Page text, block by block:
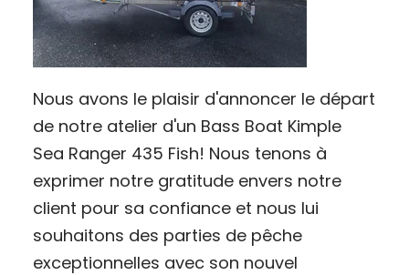
Nous avons le plaisir d'annoncer le départ
de notre atelier d'un Bass Boat Kimple
Sea Ranger 435 Fish! Nous tenons à
exprimer notre gratitude envers notre
client pour sa confiance et nous lui
souhaitons des parties de pêche
exceptionnelles avec son nouvel